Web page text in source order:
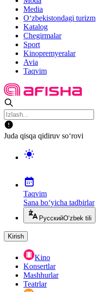
Media
O‘zbekistondagi turizm
Katalog
Chegirmalar
Sport
Kinopremyeralar
Avia
Taqvim
Juda qisqa qidiruv so‘rovi
Taqvim
Sana bo‘yicha tadbirlar
РусскийO‘zbek tili
Kirish
Kino
Konsertlar
Mashhurlar
Teatrlar